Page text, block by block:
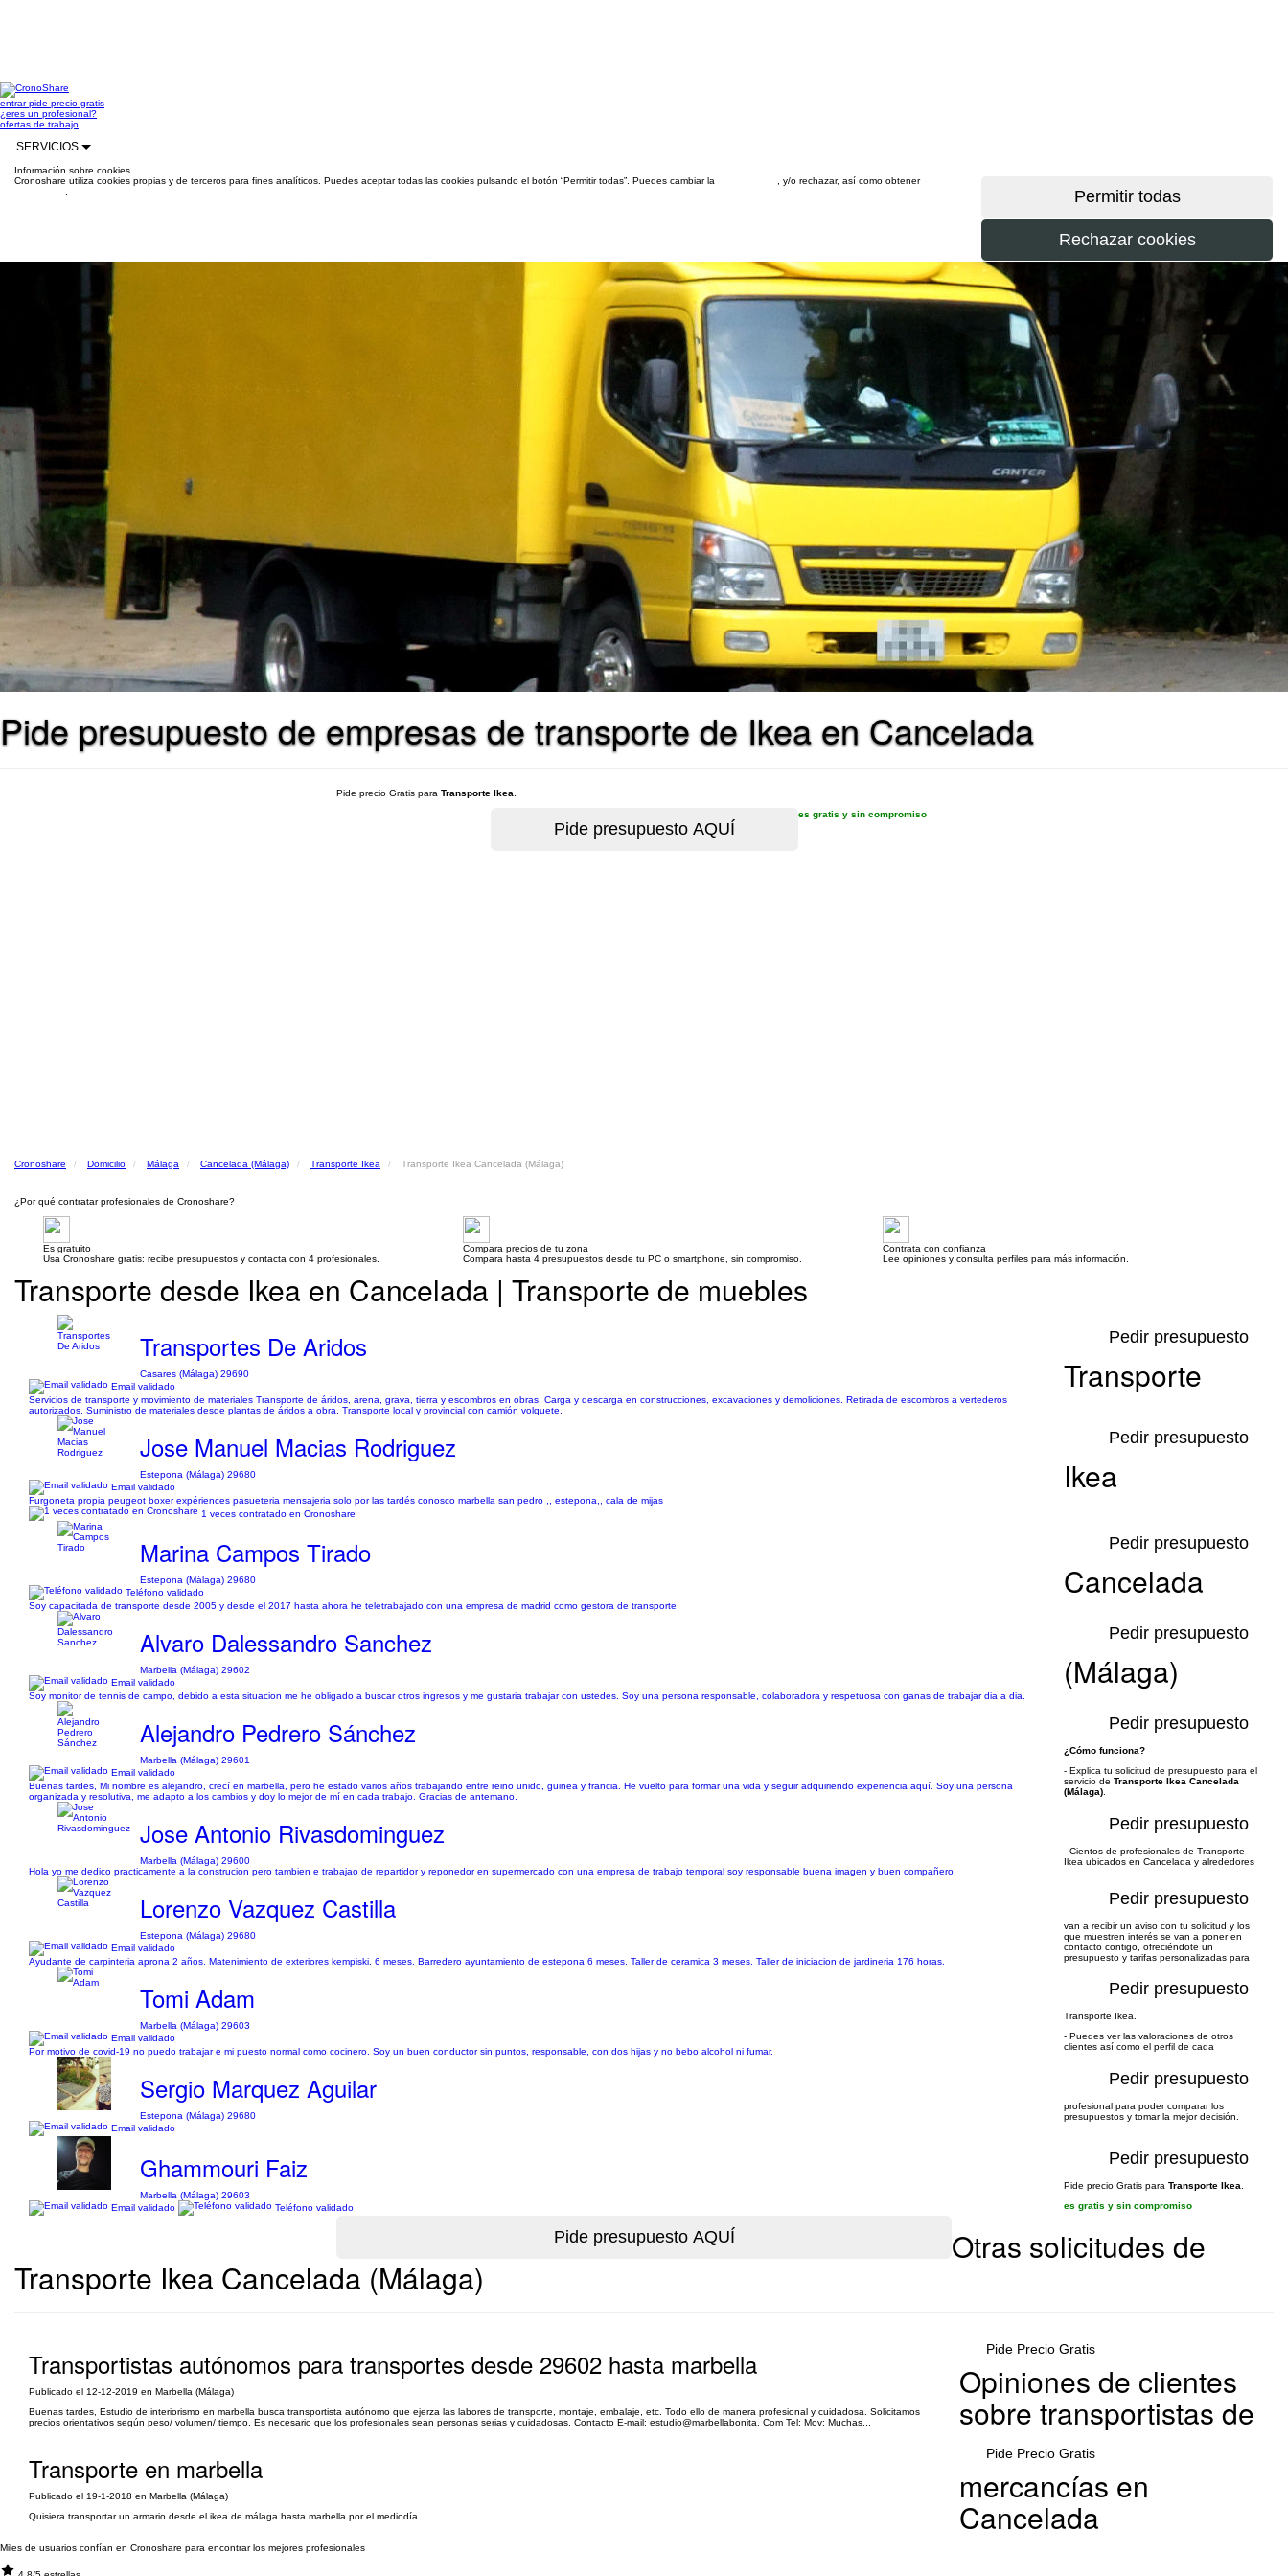
entrarpide precio gratis
¿eres un profesional?
ofertas de trabajo
SERVICIOS
Información sobre cookies
Cronoshare utiliza cookies propias y de terceros para fines analíticos. Puedes aceptar todas las cookies pulsando el botón “Permitir todas”. Puedes cambiar la
, y/o rechazar, así como obtener
Pide presupuesto de empresas de transporte de Ikea en Cancelada
Pide precio Gratis para Transporte Ikea
es gratis y sin compromiso
Cronoshare Domicilio Málaga Cancelada (Málaga) Transporte Ikea Transporte Ikea Cancelada (Málaga)
¿Por qué contratar profesionales de Cronoshare?
Es gratuito
Usa Cronoshare gratis: recibe presupuestos y contacta con 4 profesionales.
Compara precios de tu zona
Compara hasta 4 presupuestos desde tu PC o smartphone, sin compromiso.
Contrata con confianza
Lee opiniones y consulta perfiles para más información.
Transporte desde Ikea en Cancelada | Transporte de muebles
Transportes De Aridos
Casares (Málaga) 29690
Email validado
Servicios de transporte y movimiento de materiales Transporte de áridos, arena, grava, tierra y escombros en obras. Carga y descarga en construcciones, excavaciones y demoliciones. Retirada de escombros a vertederos
autorizados. Suministro de materiales desde plantas de áridos a obra. Transporte local y provincial con camión volquete.
Pedir presupuesto
Jose Manuel Macias Rodriguez
Estepona (Málaga) 29680
Email validado
Furgoneta propia peugeot boxer expériences pasueteria mensajeria solo por las tardés conosco marbella san pedro ,, estepona,, cala de mijas
1 veces contratado en Cronoshare
Pedir presupuesto
Marina Campos Tirado
Estepona (Málaga) 29680
Teléfono validado
Soy capacitada de transporte desde 2005 y desde el 2017 hasta ahora he teletrabajado con una empresa de madrid como gestora de transporte
Pedir presupuesto
Alvaro Dalessandro Sanchez
Marbella (Málaga) 29602
Email validado
Soy monitor de tennis de campo, debido a esta situacion me he obligado a buscar otros ingresos y me gustaria trabajar con ustedes. Soy una persona responsable, colaboradora y respetuosa con ganas de trabajar dia a dia.
Pedir presupuesto
Alejandro Pedrero Sánchez
Marbella (Málaga) 29601
Email validado
Buenas tardes, Mi nombre es alejandro, crecí en marbella, pero he estado varios años trabajando entre reino unido, guinea y francia. He vuelto para formar una vida y seguir adquiriendo experiencia aquí. Soy una persona
organizada y resolutiva, me adapto a los cambios y doy lo mejor de mí en cada trabajo. Gracias de antemano.
Pedir presupuesto
Jose Antonio Rivasdominguez
Marbella (Málaga) 29600
Hola yo me dedico practicamente a la construcion pero tambien e trabajao de repartidor y reponedor en supermercado con una empresa de trabajo temporal soy responsable buena imagen y buen compañero
Pedir presupuesto
Lorenzo Vazquez Castilla
Estepona (Málaga) 29680
Email validado
Ayudante de carpinteria aprona 2 años. Matenimiento de exteriores kempiski. 6 meses. Barredero ayuntamiento de estepona 6 meses. Taller de ceramica 3 meses. Taller de iniciacion de jardineria 176 horas.
Pedir presupuesto
Tomi Adam
Marbella (Málaga) 29603
Email validado
Por motivo de covid-19 no puedo trabajar e mi puesto normal como cocinero. Soy un buen conductor sin puntos, responsable, con dos hijas y no bebo alcohol ni fumar.
Pedir presupuesto
Sergio Marquez Aguilar
Estepona (Málaga) 29680
Email validado
Pedir presupuesto
Ghammouri Faiz
Marbella (Málaga) 29603
Email validado
Teléfono validado
Pedir presupuesto
Transporte
Ikea
Cancelada
(Málaga)
¿Cómo funciona?
- Explica tu solicitud de presupuesto para el
servicio de Transporte Ikea Cancelada
(Málaga)
- Cientos de profesionales de Transporte
Ikea ubicados en Cancelada y alrededores
van a recibir un aviso con tu solicitud y los
que muestren interés se van a poner en
contacto contigo, ofreciéndote un
presupuesto y tarifas personalizadas para
Transporte Ikea.
- Puedes ver las valoraciones de otros
clientes así como el perfil de cada
profesional para poder comparar los
presupuestos y tomar la mejor decisión.
Pide precio Gratis para Transporte Ikea
es gratis y sin compromiso
Otras solicitudes de
Transporte Ikea Cancelada (Málaga)
Transportistas autónomos para transportes desde 29602 hasta marbella
Publicado el 12-12-2019 en Marbella (Málaga)
Buenas tardes, Estudio de interiorismo en marbella busca transportista autónomo que ejerza las labores de transporte, montaje, embalaje, etc. Todo ello de manera profesional y cuidadosa. Solicitamos
precios orientativos según peso/ volumen/ tiempo. Es necesario que los profesionales sean personas serias y cuidadosas. Contacto E-mail: estudio@marbellabonita. Com Tel: Mov: Muchas...
Pide Precio Gratis
Transporte en marbella
Publicado el 19-1-2018 en Marbella (Málaga)
Quisiera transportar un armario desde el ikea de málaga hasta marbella por el mediodía
Pide Precio Gratis
Opiniones de clientes
sobre transportistas de
mercancías en
Cancelada
Miles de usuarios confían en Cronoshare para encontrar los mejores profesionales